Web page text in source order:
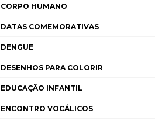
CORPO HUMANO
DATAS COMEMORATIVAS
DENGUE
DESENHOS PARA COLORIR
EDUCAÇÃO INFANTIL
ENCONTRO VOCÁLICOS